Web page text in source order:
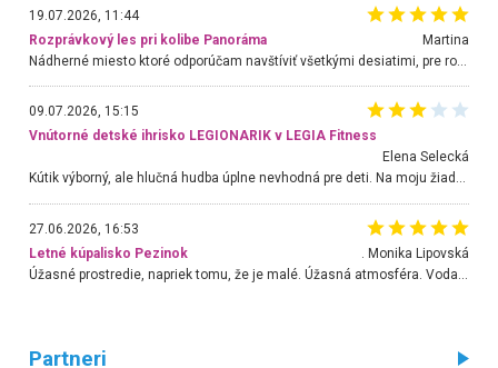
19.07.2026, 11:44
Rozprávkový les pri kolibe Panoráma
Martina
Nádherné miesto ktoré odporúčam navštíviť všetkými desiatimi, pre rodiny s deťmi, dôchodcom... Proste a jednoducho ozaj rozprávkový les.. určite ešte prídeme. Odniesli sme si na pamiatku krásne tričká,
09.07.2026, 15:15
Vnútorné detské ihrisko LEGIONARIK v LEGIA Fitness
Elena Selecká
Kútik výborný, ale hlučná hudba úplne nevhodná pre deti. Na moju žiadosť o aspoň sušenie nereagovali.
27.06.2026, 16:53
Letné kúpalisko Pezinok
. Monika Lipovská
Úžasné prostredie, napriek tomu, že je malé. Úžasná atmosféra. Voda fantastická a nádherná. Ľudí je pomerne veľa, ale su mili a ohľaduplní. Je veľmi zaujímavé sledovať, ako dokážu spolu športovať cudzí ľudia a bez ohľadu na vek. Vládne tu pohoda. Vnuka neviem dostať z vody. Ďakujem za krásny deň . Urcite sa sem vrátim. Jediný problém je s parkovaním, ale aj ten sa mi podarilo vyriešiť. Monika Bratislava
Partneri